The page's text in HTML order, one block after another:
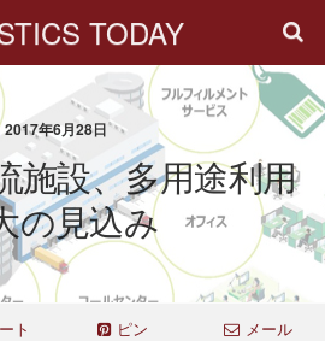
TODAY
2017年6月28日
施設、多用途利用
の見込み
ト ピン メール